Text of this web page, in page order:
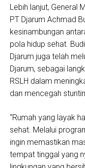
Lebih lanjut, General
PT Djarum Achmad
kesinambungan
pola hidup sehat.
Djarum juga telah
Djarum, sebagai
RSLH dalam
dan mencegah
“Rumah yang layak
sehat. Melalui
ingin memastikan
tempat tinggal yang